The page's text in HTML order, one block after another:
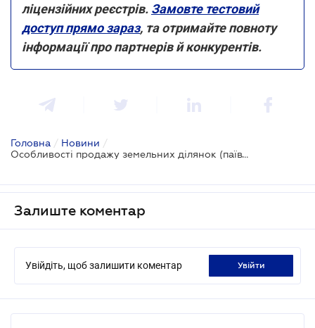
ліцензійних реєстрів. Замовте тестовий
доступ прямо зараз, та отримайте повноту
інформації про партнерів й конкурентів.
Головна / Новини /
Особливості продажу земельних ділянок (паїв), які передані у користування за договором оренди
Залиште коментар
Увійдіть, щоб залишити коментар увійти